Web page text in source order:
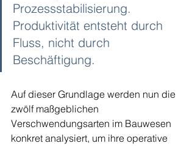
Prozessstabilisierung.
Produktivität entsteht durch
Fluss, nicht durch
Beschäftigung.
Auf dieser Grundlage werden nun die
zwölf maßgeblichen
Verschwendungsarten im Bauwesen
konkret analysiert, um ihre operative